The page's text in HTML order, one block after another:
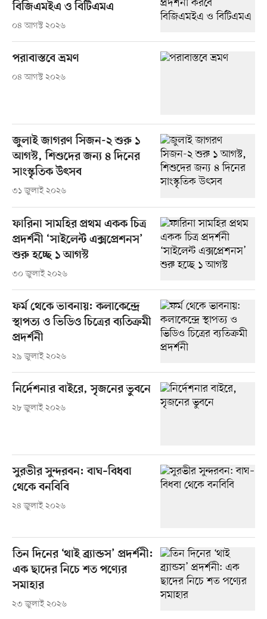
বিজিএমইএ ও বিটিএমএ
০৪ আগস্ট ২০২৬
পরাবাস্তবে ভ্রমণ
০৪ আগস্ট ২০২৬
জুলাই জাগরণ সিজন-২ শুরু ১
আগস্ট, শিশুদের জন্য ৪ দিনের
সাংস্কৃতিক উৎসব
৩১ জুলাই ২০২৬
ফারিনা সামহির প্রথম একক চিত্র
প্রদর্শনী ‘সাইলেন্ট এক্সপ্রেশনস’
শুরু হচ্ছে ১ আগস্ট
৩০ জুলাই ২০২৬
ফর্ম থেকে ভাবনায়: কলাকেন্দ্রে
স্থাপত্য ও ভিডিও চিত্রের ব্যতিক্রমী
প্রদর্শনী
২৯ জুলাই ২০২৬
নির্দেশনার বাইরে, সৃজনের ভুবনে
২৮ জুলাই ২০২৬
সুরভীর সুন্দরবন: বাঘ–বিধবা
থেকে বনবিবি
২৪ জুলাই ২০২৬
তিন দিনের ‘থাই ব্র্যান্ডস’ প্রদর্শনী:
এক ছাদের নিচে শত পণ্যের
সমাহার
২৩ জুলাই ২০২৬